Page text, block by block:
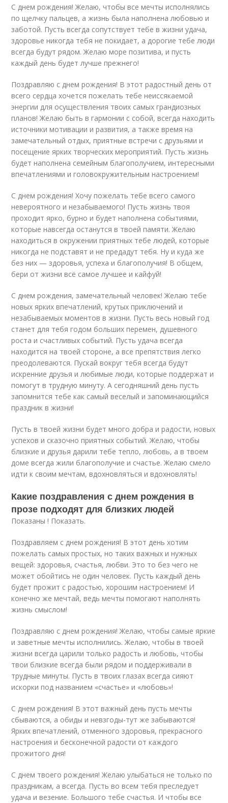
С днем рождения! Желаю, чтобы все мечты исполнялись
по щелчку пальцев, а жизнь была наполнена любовью и
заботой. Пусть всегда сопутствует тебе в жизни удача,
здоровье никогда тебя не покидает, а дорогие тебе люди
всегда будут рядом. Желаю море позитива, и пусть
каждый день будет лучше прежнего!
Поздравляю с днем рождения! В этот радостный день от
всего сердца хочется пожелать тебе неиссякаемой
энергии для осуществления твоих самых грандиозных
планов! Желаю быть в гармонии с собой, всегда находить
источники мотивации и развития, а также время на
замечательный отдых, приятные встречи с друзьями и
посещение ярких творческих мероприятий. Пусть жизнь
будет наполнена семейным благополучием, интересными
впечатлениями и головокружительным настроением!
С днем рождения! Хочу пожелать тебе всего самого
невероятного и незабываемого! Пусть жизнь твоя
проходит ярко, бурно и будет наполнена событиями,
которые навсегда останутся в твоей памяти. Желаю
находиться в окружении приятных тебе людей, которые
никогда не подставят и не предадут тебя. Ну и куда же
без них — здоровья, успеха и благополучия! В общем,
бери от жизни всё самое лучшее и кайфуй!
С днем рождения, замечательный человек! Желаю тебе
новых ярких впечатлений, крутых приключений и
незабываемых моментов в жизни. Пусть весь новый год
станет для тебя годом больших перемен, душевного
роста и счастливых событий. Пусть удача всегда
находится на твоей стороне, а все препятствия легко
преодолеваются. Пускай вокруг тебя всегда будут
искренние друзья и любимые люди, которые поддержат и
помогут в трудную минуту. А сегодняшний день пусть
запомнится тебе как самый веселый и запоминающийся
праздник в жизни!
Пусть в твоей жизни будет много добра и радости, новых
успехов и сказочно приятных событий. Желаю, чтобы
близкие и друзья дарили тебе тепло, любовь, а в твоем
доме всегда жили благополучие и счастье. Желаю смело
идти к своим мечтам, вдохновляться и вдохновлять!
Какие поздравления с днем рождения в
прозе подходят для близких людей
Показаны ! Показать.
Поздравляем с днем рождения! В этот день хотим
пожелать самых простых, но таких важных и нужных
вещей: здоровья, счастья, любви. Это то без чего не
может обойтись не один человек. Пусть каждый день
будет прожит с радостью, хорошим настроением! И
конечно же мечтай, ведь мечты помогают наполнять
жизнь смыслом!
Поздравляю с днем рождения! Желаю, чтобы самые яркие
и заветные мечты исполнились. Желаю, чтобы в твоей
жизни всегда царили только радость и любовь, чтобы
твои близкие всегда были рядом и поддерживали в
трудные минуты. Пусть в твоих глазах всегда сияют
искорки под названием «счастье» и «любовь»!
С днем рождения! В этот важный день пусть мечты
сбываются, а обиды и невзгоды-тут же забываются!
Ярких впечатлений, отменного здоровья, прекрасного
настроения и бесконечной радости от каждого
прожитого дня!
С днем твоего рождения! Желаю улыбаться не только по
праздникам, а всегда. Пусть во всем тебя преследует
удача и везение. Большого тебе счастья. И чтобы все